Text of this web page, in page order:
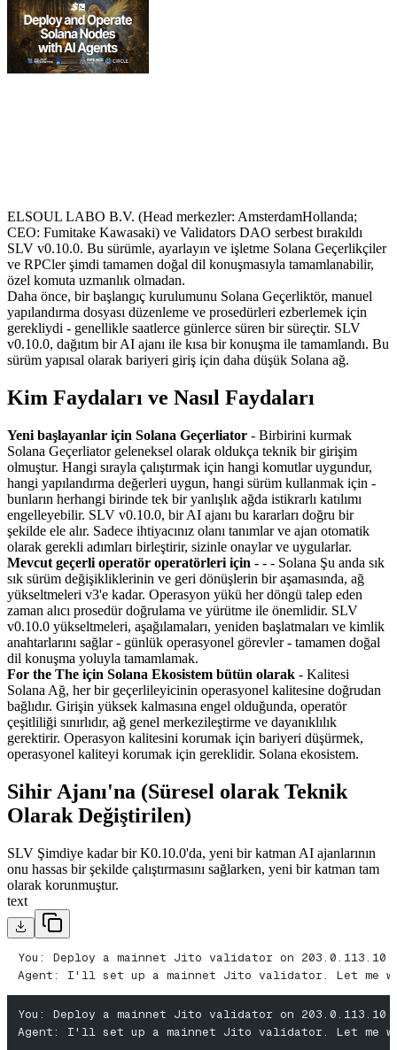
ELSOUL LABO B.V. (Head merkezler: AmsterdamHollanda;
CEO: Fumitake Kawasaki) ve Validators DAO serbest bırakıldı
SLV v0.10.0. Bu sürümle, ayarlayın ve işletme Solana Geçerlikçiler
ve RPCler şimdi tamamen doğal dil konuşmasıyla tamamlanabilir,
özel komuta uzmanlık olmadan.
Daha önce, bir başlangıç kurulumunu Solana Geçerliktör, manuel
yapılandırma dosyası düzenleme ve prosedürleri ezberlemek için
gerekliydi - genellikle saatlerce günlerce süren bir süreçtir. SLV
v0.10.0, dağıtım bir AI ajanı ile kısa bir konuşma ile tamamlandı. Bu
sürüm yapısal olarak bariyeri giriş için daha düşük Solana ağ.
Kim Faydaları ve Nasıl Faydaları
Yeni başlayanlar için Solana Geçerliator - Birbirini kurmak
Solana Geçerliator geleneksel olarak oldukça teknik bir girişim
olmuştur. Hangi sırayla çalıştırmak için hangi komutlar uygundur,
hangi yapılandırma değerleri uygun, hangi sürüm kullanmak için -
bunların herhangi birinde tek bir yanlışlık ağda istikrarlı katılımı
engelleyebilir. SLV v0.10.0, bir AI ajanı bu kararları doğru bir
şekilde ele alır. Sadece ihtiyacınız olanı tanımlar ve ajan otomatik
olarak gerekli adımları birleştirir, sizinle onaylar ve uygularlar.
Mevcut geçerli operatör operatörleri için - - - Solana Şu anda sık
sık sürüm değişikliklerinin ve geri dönüşlerin bir aşamasında, ağ
yükseltmeleri v3'e kadar. Operasyon yükü her döngü talep eden
zaman alıcı prosedür doğrulama ve yürütme ile önemlidir. SLV
v0.10.0 yükseltmeleri, aşağılamaları, yeniden başlatmaları ve kimlik
anahtarlarını sağlar - günlük operasyonel görevler - tamamen doğal
dil konuşma yoluyla tamamlamak.
For the The için Solana Ekosistem bütün olarak - Kalitesi
Solana Ağ, her bir geçerlileyicinin operasyonel kalitesine doğrudan
bağlıdır. Girişin yüksek kalmasına engel olduğunda, operatör
çeşitliliği sınırlıdır, ağ genel merkezileştirme ve dayanıklılık
gerektirir. Operasyon kalitesini korumak için bariyeri düşürmek,
operasyonel kaliteyi korumak için gereklidir. Solana ekosistem.
Sihir Ajanı'na (Süresel olarak Teknik
Olarak Değiştirilen)
SLV Şimdiye kadar bir K0.10.0'da, yeni bir katman AI ajanlarının
onu hassas bir şekilde çalıştırmasını sağlarken, yeni bir katman tam
olarak korunmuştur.
text
You: Deploy a mainnet Jito validator on 203.0.113.10
Agent: I'll set up a mainnet Jito validator. Let me
You: Deploy a mainnet Jito validator on 203.0.113.10
Agent: I'll set up a mainnet Jito validator. Let me